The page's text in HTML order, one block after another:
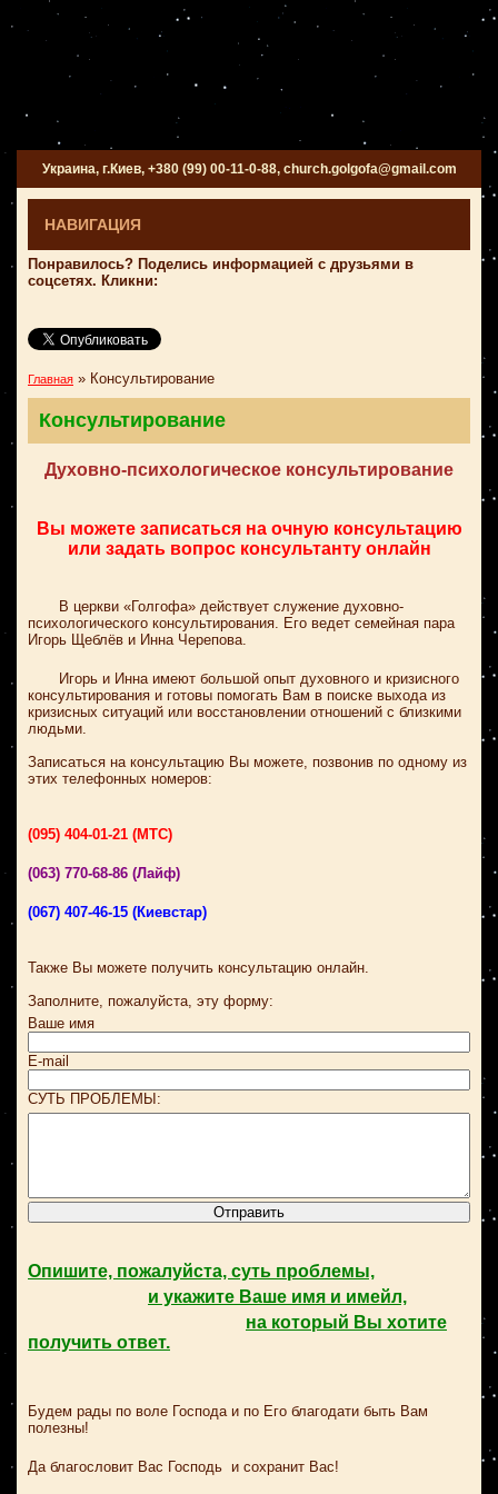
Украина, г.Киев, +380 (99) 00-11-0-88, church.golgofa@gmail.com
НАВИГАЦИЯ
Понравилось? Поделись информацией с друзьями в
соцсетях. Кликни:
Главная » Консультирование
Консультирование
Духовно-психологическое консультирование
Вы можете записаться на очную консультацию
или задать вопрос консультанту онлайн
В церкви «Голгофа» действует служение духовно-
психологического консультирования. Его ведет семейная пара
Игорь Щеблёв и Инна Черепова.
Игорь и Инна имеют большой опыт духовного и кризисного
консультирования и готовы помогать Вам в поиске выхода из
кризисных ситуаций или восстановлении отношений с близкими
людьми.
Записаться на консультацию Вы можете, позвонив по одному из
этих телефонных номеров:
(095) 404-01-21 (МТС)
(063) 770-68-86 (Лайф)
(067) 407-46-15 (Киевстар)
Также Вы можете получить консультацию онлайн.
Заполните, пожалуйста, эту форму:
Ваше имя
E-mail
СУТЬ ПРОБЛЕМЫ:
Опишите, пожалуйста, суть проблемы,
и укажите Ваше имя и имейл,
на который Вы хотите
получить ответ.
Будем рады по воле Господа и по Его благодати быть Вам
полезны!
Да благословит Вас Господь и сохранит Вас!